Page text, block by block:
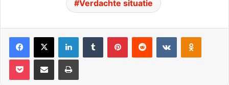
Verdachte situatie
Facebook
X LinkedInTumblr PinterestReddit VKontakteOdnoklassniki
Pocket Deel via E-mail Print